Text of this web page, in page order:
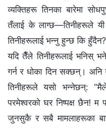
व्यक्तिहरू तिनका बारेमा
तँलाई के लाग्छ—तिनीहरूले यी
तिनीहरूलाई भन्नु हुन्छ कि
यदि तैँले तिनीहरूलाई भनिस्
गर्न र धोका दिन सक्छन्।
तिनीहरूले यसो भन्नेछन्:
परमेश्‍वरको घर निष्पक्ष छैन! म
जुनसुकै र सबै मामलाहरूका